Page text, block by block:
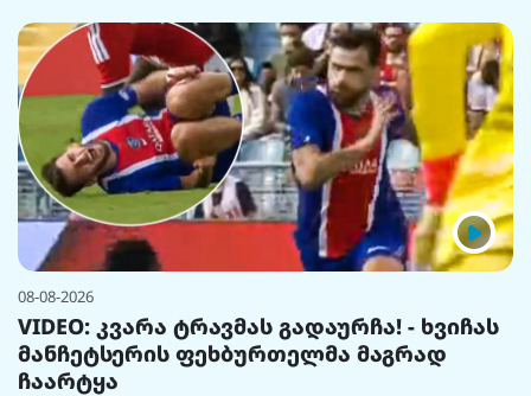
08-08-2026
VIDEO: კვარა ტრავმას გადაურჩა! - ხვიჩას
მანჩეტსერის ფეხბურთელმა მაგრად
ჩაარტყა